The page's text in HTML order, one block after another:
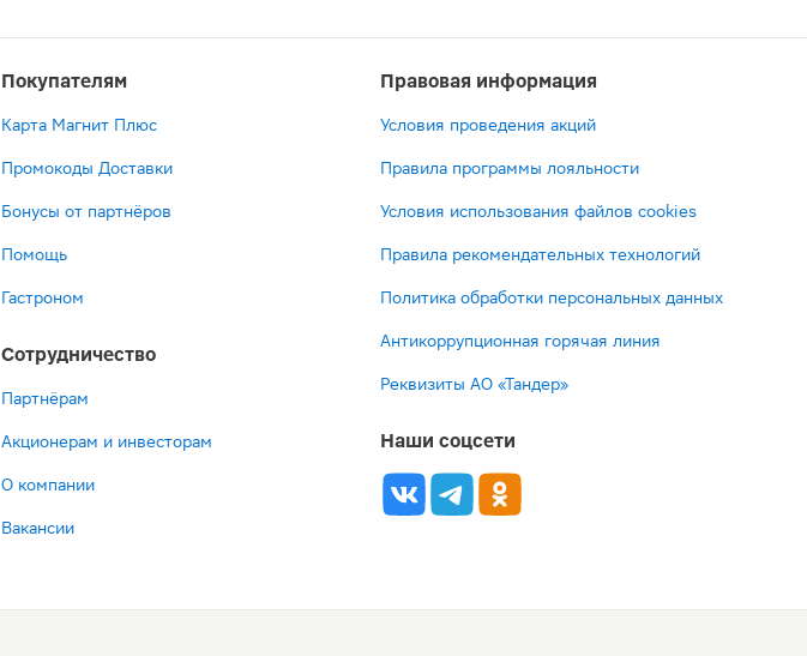
Покупателям
Карта Магнит Плюс
Промокоды Доставки
Бонусы от партнёров
Помощь
Гастроном
Сотрудничество
Партнёрам
Акционерам и инвесторам
О компании
Вакансии
Правовая информация
Условия проведения акций
Правила программы лояльности
Условия использования файлов cookies
Правила рекомендательных технологий
Политика обработки персональных данных
Антикоррупционная горячая линия
Реквизиты АО «Тандер»
Наши соцсети